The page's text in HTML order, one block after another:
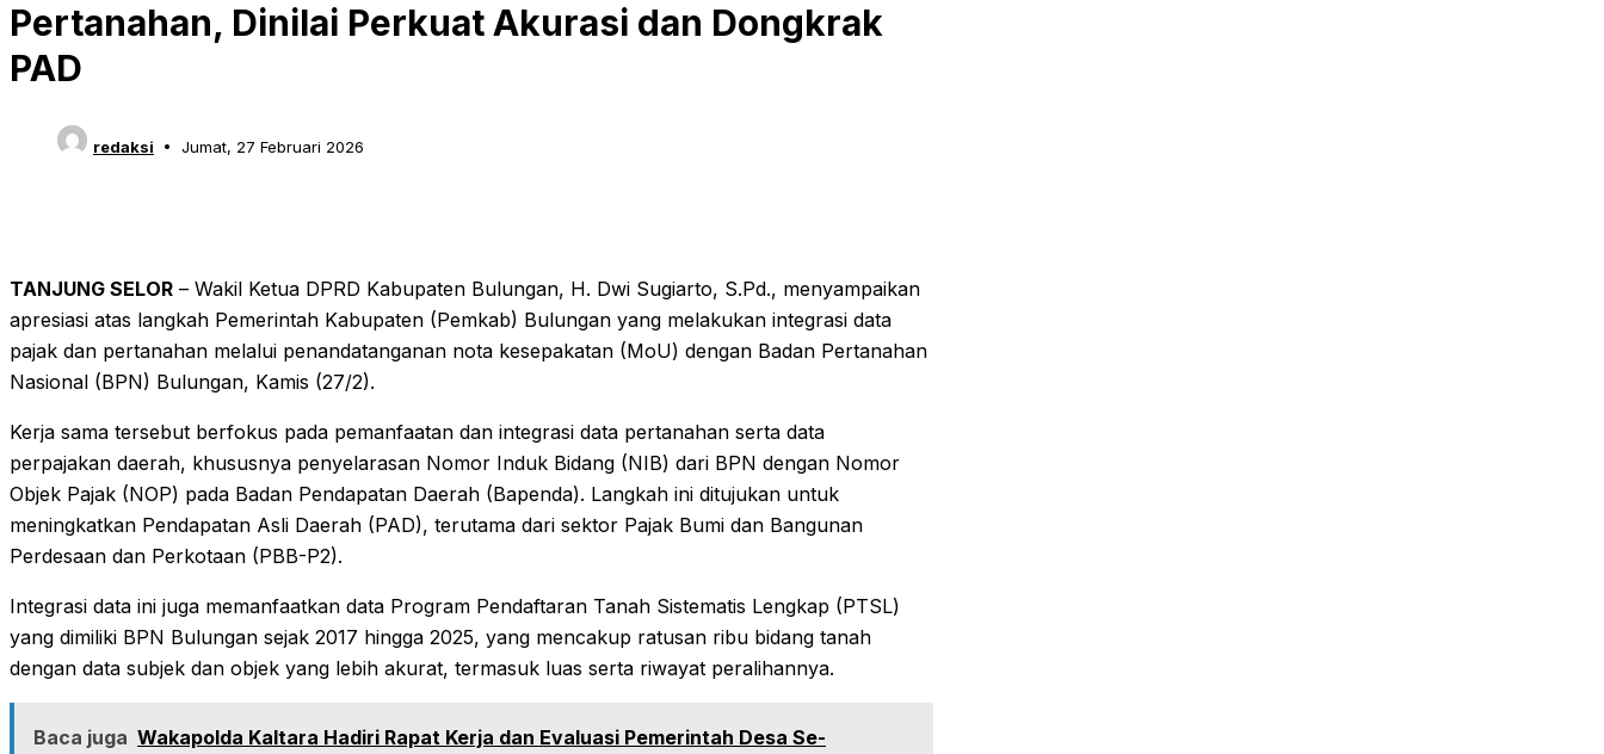
Pertanahan, Dinilai Perkuat Akurasi dan Dongkrak
PAD
redaksi Jumat, 27 Februari 2026
TANJUNG SELOR – Wakil Ketua DPRD Kabupaten Bulungan, H. Dwi Sugiarto, S.Pd., menyampaikan
apresiasi atas langkah Pemerintah Kabupaten (Pemkab) Bulungan yang melakukan integrasi data
pajak dan pertanahan melalui penandatanganan nota kesepakatan (MoU) dengan Badan Pertanahan
Nasional (BPN) Bulungan, Kamis (27/2).
Kerja sama tersebut berfokus pada pemanfaatan dan integrasi data pertanahan serta data
perpajakan daerah, khususnya penyelarasan Nomor Induk Bidang (NIB) dari BPN dengan Nomor
Objek Pajak (NOP) pada Badan Pendapatan Daerah (Bapenda). Langkah ini ditujukan untuk
meningkatkan Pendapatan Asli Daerah (PAD), terutama dari sektor Pajak Bumi dan Bangunan
Perdesaan dan Perkotaan (PBB-P2).
Integrasi data ini juga memanfaatkan data Program Pendaftaran Tanah Sistematis Lengkap (PTSL)
yang dimiliki BPN Bulungan sejak 2017 hingga 2025, yang mencakup ratusan ribu bidang tanah
dengan data subjek dan objek yang lebih akurat, termasuk luas serta riwayat peralihannya.
Baca juga Wakapolda Kaltara Hadiri Rapat Kerja dan Evaluasi Pemerintah Desa Se-